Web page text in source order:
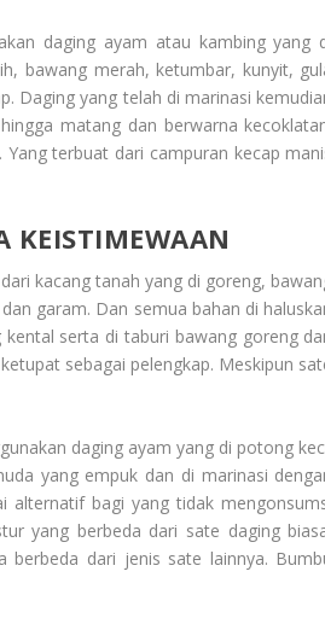
daging ayam atau kambing yang
bawang merah, ketumbar, kunyit,
Daging yang telah di marinasi
matang dan berwarna
terbuat dari campuran kecap
KEISTIMEWAAN
kacang tanah yang di goreng,
garam. Dan semua bahan di
serta di taburi bawang goreng
sebagai pelengkap. Meskipun
daging ayam yang di potong
yang empuk dan di marinasi
alternatif bagi yang tidak
yang berbeda dari sate daging
berbeda dari jenis sate lainnya.